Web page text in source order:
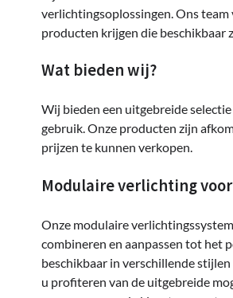
verlichtingsoplossingen. Ons
producten krijgen die beschikbaar
Wat bieden wij?
Wij bieden een uitgebreide
gebruik. Onze producten zijn
prijzen te kunnen verkopen.
Modulaire verlichting
Onze modulaire
combineren en aanpassen tot het
beschikbaar in verschillende
u profiteren van de uitgebreide